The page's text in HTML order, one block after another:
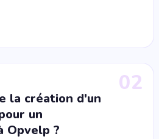
02
la création d'un
un
Opvelp ?